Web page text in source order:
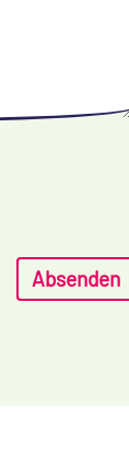
Absenden